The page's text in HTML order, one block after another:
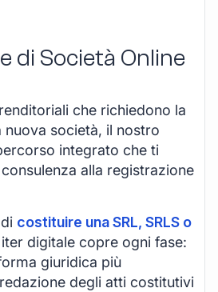
di Società Online
che richiedono la
nuova società, il nostro
integrato che ti
alla registrazione
costituire una SRL, SRLS o
digitale copre ogni fase:
giuridica più
degli atti costitutivi